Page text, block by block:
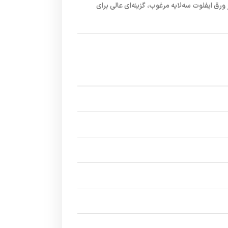
ورق ایفلوت سه‌لایه مرغوب، گزینه‌ای عالی برای